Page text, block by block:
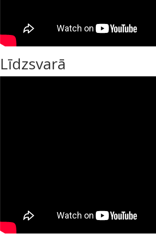
Līdzsvarā